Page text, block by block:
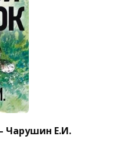
Чарушин Е.И.